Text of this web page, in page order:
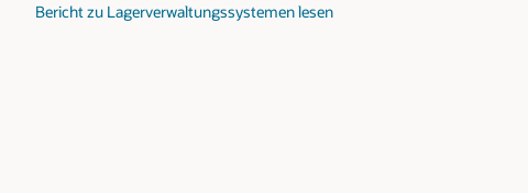
Bericht zu Lagerverwaltungssystemen lesen